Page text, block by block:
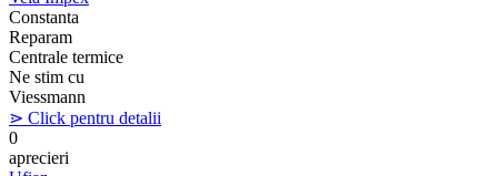
Constanta
Reparam
Centrale termice
Ne stim cu
Viessmann
⋗ Click pentru detalii
0
aprecieri